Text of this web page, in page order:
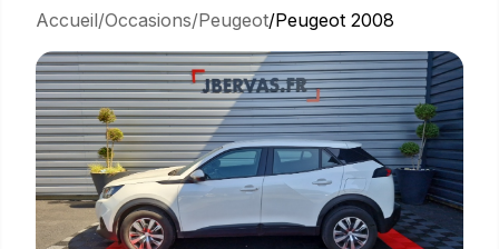
Accueil/Occasions/Peugeot/Peugeot 2008